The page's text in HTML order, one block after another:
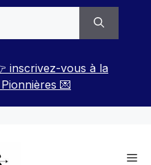
inscrivez-vous à la
💌